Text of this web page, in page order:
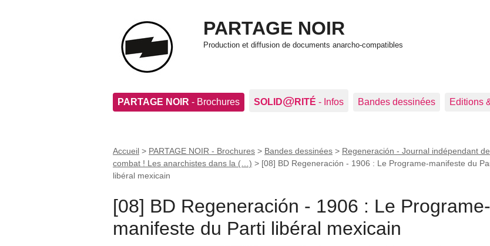
PARTAGE NOIR
Production et diffusion de documents anarcho-compatibles
PARTAGE NOIR - Brochures SOLID@RITÉ - Infos Bandes dessinées Editions
Accueil > PARTAGE NOIR - Brochures > Bandes dessinées > Regeneración - Journal indépendant de
combat ! Les anarchistes dans la (…) > [08] BD Regeneración - 1906 : Le Programe-manifeste du
libéral mexicain
[08] BD Regeneración - 1906 : Le Programe-
manifeste du Parti libéral mexicain